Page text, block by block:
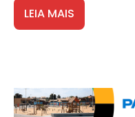
LEIA MAIS